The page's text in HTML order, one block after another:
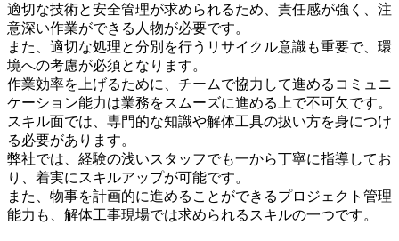
適切な技術と安全管理が求められるため、責任感が強く、注
意深い作業ができる人物が必要です。
また、適切な処理と分別を行うリサイクル意識も重要で、環
境への考慮が必須となります。
作業効率を上げるために、チームで協力して進めるコミュニ
ケーション能力は業務をスムーズに進める上で不可欠です。
スキル面では、専門的な知識や解体工具の扱い方を身につけ
る必要があります。
弊社では、経験の浅いスタッフでも一から丁寧に指導してお
り、着実にスキルアップが可能です。
また、物事を計画的に進めることができるプロジェクト管理
能力も、解体工事現場では求められるスキルの一つです。